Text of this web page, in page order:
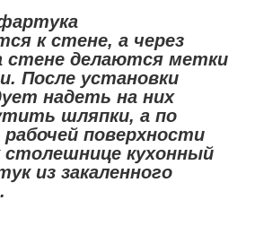
к стене, а через
стене делаются метки
После установки
надеть на них
шляпки, а по
поверхности
кухонный
из закаленного